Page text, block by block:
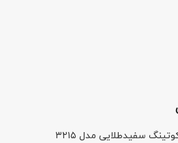
سفیدطلایی مدل ۳۲۱۵